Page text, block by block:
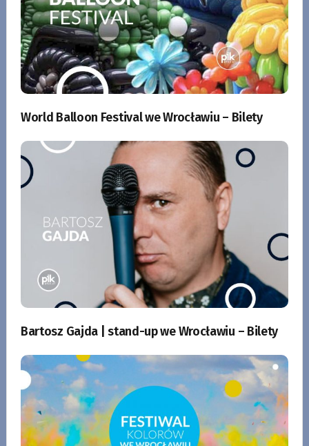
World Balloon Festival we Wrocławiu – Bilety
Bartosz Gajda | stand-up we Wrocławiu – Bilety